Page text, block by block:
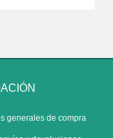
generales de compra